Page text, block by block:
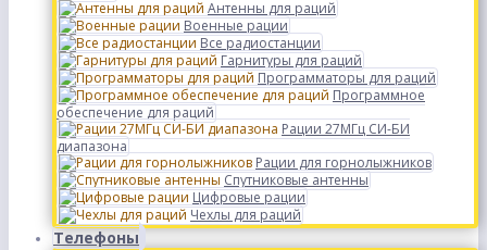
Антенны для раций
Военные рации
Все радиостанции
Гарнитуры для раций
Программаторы для раций
Программное
обеспечение для раций
Рации 27МГц СИ-БИ
диапазона
Рации для горнолыжников
Спутниковые антенны
Цифровые рации
Чехлы для раций
Телефоны